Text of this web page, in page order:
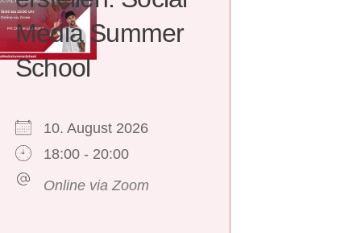
Media Summer
School
10. August 2026
18:00 - 20:00
Online via Zoom